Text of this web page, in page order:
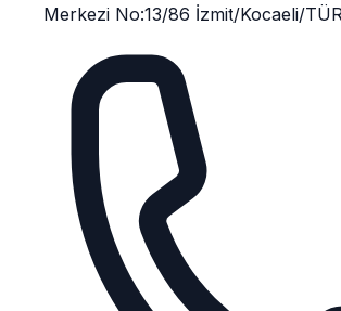
Merkezi No:13/86 İzmit/Kocaeli/